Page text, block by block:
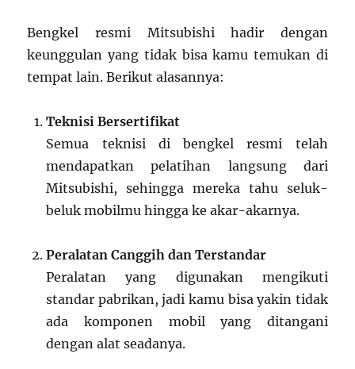
Bengkel resmi Mitsubishi hadir dengan
keunggulan yang tidak bisa kamu temukan di
tempat lain. Berikut alasannya:
Teknisi Bersertifikat
Semua teknisi di bengkel resmi telah
mendapatkan pelatihan langsung dari
Mitsubishi, sehingga mereka tahu seluk-
beluk mobilmu hingga ke akar-akarnya.
Peralatan Canggih dan Terstandar
Peralatan yang digunakan mengikuti
standar pabrikan, jadi kamu bisa yakin tidak
ada komponen mobil yang ditangani
dengan alat seadanya.